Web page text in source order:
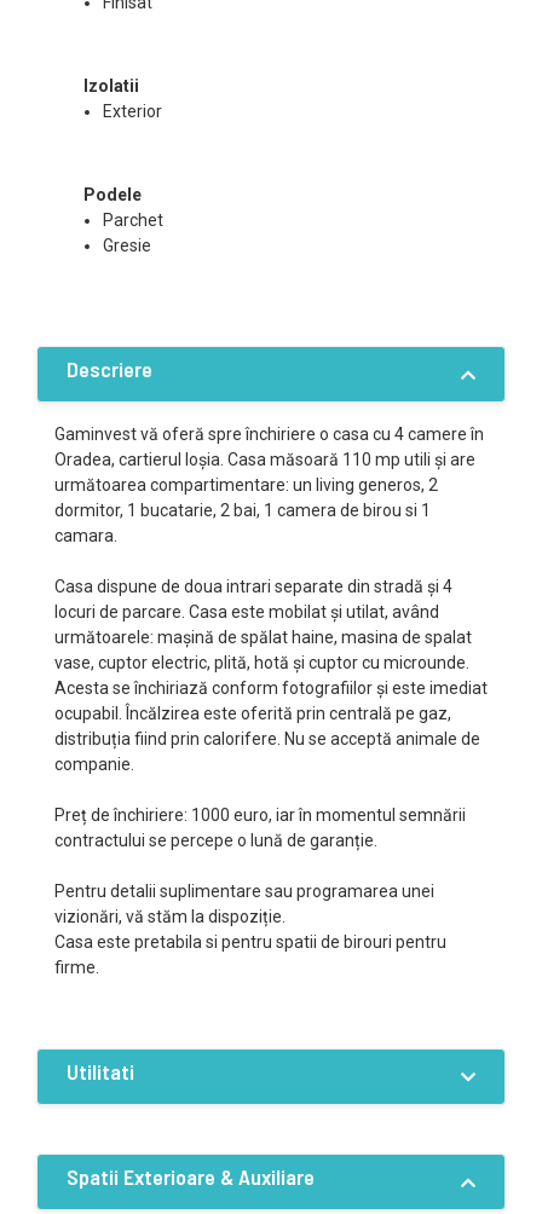
Izolatii
Exterior
Podele
Parchet
Gresie
Descriere
Gaminvest vă oferă spre închiriere o casa cu 4 camere în
Oradea, cartierul Ioșia. Casa măsoară 110 mp utili și are
următoarea compartimentare: un living generos, 2
dormitor, 1 bucatarie, 2 bai, 1 camera de birou si 1
camara.
Casa dispune de doua intrari separate din stradă și 4
locuri de parcare. Casa este mobilat și utilat, având
următoarele: mașină de spălat haine, masina de spalat
vase, cuptor electric, plită, hotă și cuptor cu microunde.
Acesta se închiriază conform fotografiilor și este imediat
ocupabil. Încălzirea este oferită prin centrală pe gaz,
distribuția fiind prin calorifere. Nu se acceptă animale de
companie.
Preț de închiriere: 1000 euro, iar în momentul semnării
contractului se percepe o lună de garanție.
Pentru detalii suplimentare sau programarea unei
vizionări, vă stăm la dispoziție.
Casa este pretabila si pentru spatii de birouri pentru
firme.
Utilitati
Spatii Exterioare & Auxiliare